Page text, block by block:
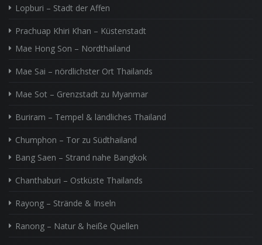
Lopburi – Stadt der Affen
Prachuap Khiri Khan – Küstenstadt
Mae Hong Son – Nordthailand
Mae Sai – nördlichster Ort Thailands
Mae Sot – Grenzstadt zu Myanmar
Buriram – Tempel & ländliches Thailand
Chumphon – Tor zu Südthailand
Bang Saen – Strand nahe Bangkok
Chanthaburi – Ostküste Thailands
Rayong – Strände & Inseln
Ranong – Natur & heiße Quellen